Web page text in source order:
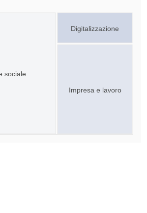
Digitalizzazione
Impresa e lavoro
sociale